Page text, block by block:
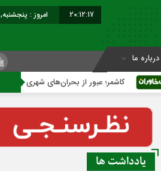
20:12:17 امروز : پنجشنبه, ۱۵ مرداد , ۱۴۰۵
درباره ما
کاشمر؛ عبور از بحران‌های شهری با نقشه راه عملیاتی
یادداشت ها